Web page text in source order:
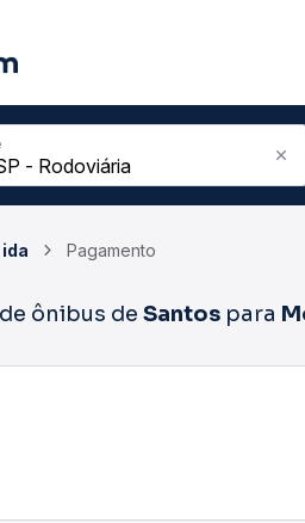
Pagamento
ônibus de Santos para